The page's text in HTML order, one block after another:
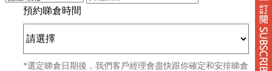
預約睇倉時間
*選定睇倉日期後，我們客戶經理會盡快跟你確定和安排睇倉